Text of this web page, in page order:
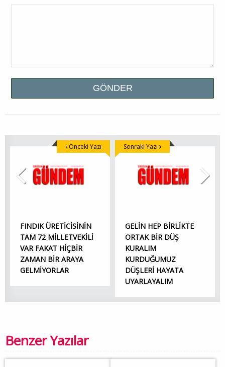
FINDIK ÜRETİCİSİNİN
TAM 72 MİLLETVEKİLİ
VAR FAKAT HİÇBİR
ZAMAN BİR ARAYA
GELMİYORLAR
Önceki Yazı
GELİN HEP BİRLİKTE
ORTAK BİR DÜŞ
KURALIM
KURDUĞUMUZ
DÜŞLERİ HAYATA
UYARLAYALIM
Sonraki Yazı
Benzer Yazılar